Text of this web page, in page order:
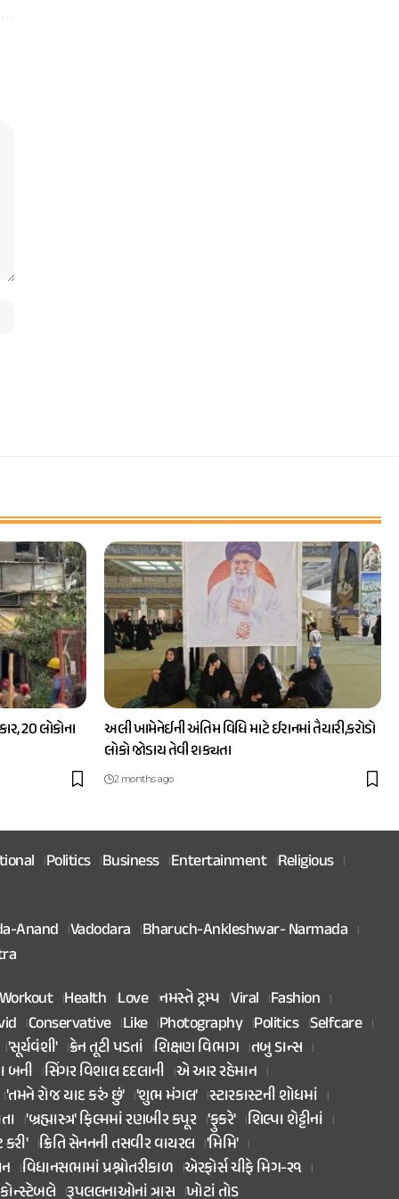
20 લોકોના
અલી ખામેનેઈની અંતિમ વિધિ માટે ઈરાનમાં તૈયારી,કરોડો
લોકો જોડાય તેવી શક્યતા
2 months ago
Politics Business Entertainment Religious
Anand Vadodara Bharuch-Ankleshwar- Narmada
Health Love નમસ્તે ટ્રમ્પ Viral Fashion
Conservative Like Photography Politics Selfcare
'સૂર્યવંશી' ક્રેન તૂટી પડતાં શિક્ષણ વિભાગ તબુ ડાન્સ
બની સિંગર વિશાલ દદલાની એ આર રહેમાન
'તમને રોજ યાદ કરું છું' 'શુભ મંગલ' સ્ટારકાસ્ટની શોધમાં
'બ્રહ્માસ્ત્ર' ફિલ્મમાં રણબીર કપૂર 'ફુકરે' શિલ્પા શેટ્ટીનાં
ક્રિતિ સેનનની તસવીર વાયરલ 'મિમિ'
વિધાનસભામાં પ્રશ્નોતરીકાળ એરફોર્સ ચીફે મિગ-૨૧
કોન્સ્ટેબલે રૂપલલનાઓનાં ત્રાસ ખોટાં તોડ